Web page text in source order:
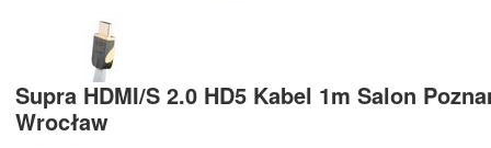
Supra HDMI/S 2.0 HD5 Kabel 1m Salon
Wrocław